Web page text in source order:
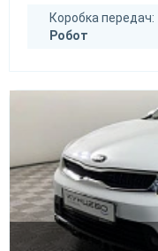
Коробка передач:
Робот